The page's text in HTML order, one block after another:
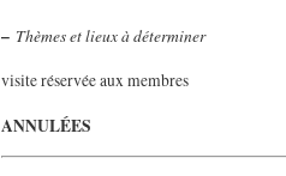
– Thèmes et lieux à déterminer
visite réservée aux membres
ANNULÉES